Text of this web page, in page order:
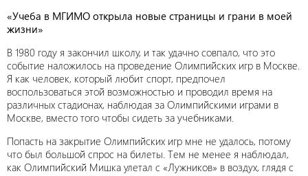
«Учеба в МГИМО открыла новые страницы и грани в моей
жизни»
В 1980 году я закончил школу, и так удачно совпало, что это
событие наложилось на проведение Олимпийских игр в Москве.
Я как человек, который любит спорт, предпочел
воспользоваться этой возможностью и проводил время на
различных стадионах, наблюдая за Олимпийскими играми в
Москве, вместо того чтобы сидеть за учебниками.
Попасть на закрытие Олимпийских игр мне не удалось, потому
что был большой спрос на билеты. Тем не менее я наблюдал,
как Олимпийский Мишка улетал с «Лужников» в воздух, глядя с